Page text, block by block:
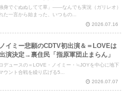
身でぐぬぬしてて草」——なんでも実況（ガリレオ）
た一言から始まった、いつもの...
2026.07.16
ノイミー悲願のCDTV初出演＆＝LOVEは
演決定→裏住民「指原軍団止まらん」
デュースの＝LOVE・ノイミー・≒JOYを中心に地下
ウント合戦を繰り広げる5...
2026.07.07